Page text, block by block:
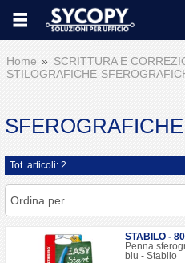
Home SCRITTURA E
STILOGRAFICHE-
SFEROGRAFICHE
Tot. articoli: 2
Ordina per
STABILO -
Penna
blu - Stabilo